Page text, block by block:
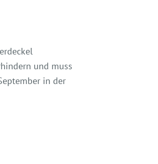
und muss
in der